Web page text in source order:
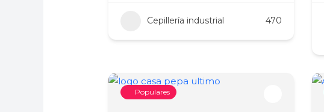
Cepillería industrial 470
Populares